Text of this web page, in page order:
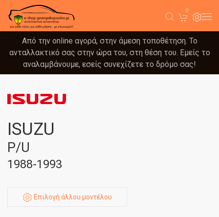
0
Από την online αγορά, στην άμεση τοποθέτηση. Το
ανταλλακτικό σας στην ώρα του, στη θέση του. Εμείς το
αναλαμβάνουμε, εσείς συνεχίζετε το δρόμο σας!
ISUZU
P/U
1988-1993
Επιλογή άλλου μοντέλου